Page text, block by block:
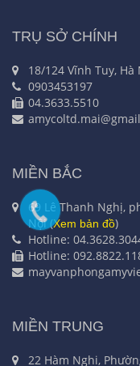
TRỤ SỞ CHÍNH
18/124 Vĩnh Tuy, Hà
0903453197
04.3633.5510
MIỀN BẮC
69 Lê Thanh Nghị,
Nội (Xem bản đồ)
Hotline:
Hotline:
MIỀN TRUNG
22 Hàm Nghi,